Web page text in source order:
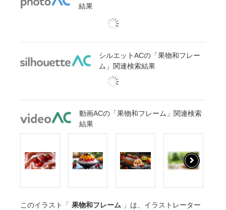
結果
シルエットACの「果物和フレー
ム」関連検索結果
動画ACの「果物和フレーム」関連検索
結果
このイラスト「 果物和フレーム 」は、イラストレーター